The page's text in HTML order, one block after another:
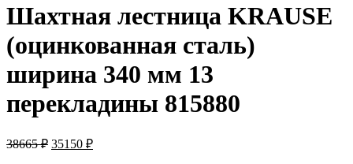
Шахтная лестница KRAUSE
(оцинкованная сталь)
ширина 340 мм 13
перекладины 815880
38665₽ 35150 ₽